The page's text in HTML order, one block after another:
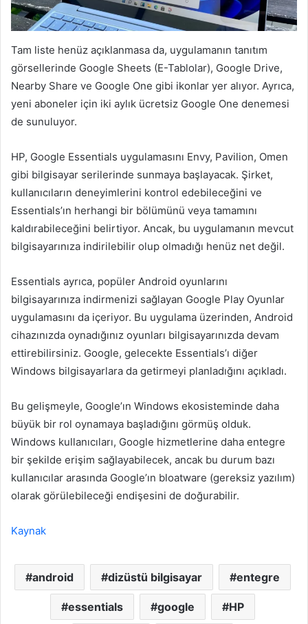
Tam liste henüz açıklanmasa da, uygulamanın tanıtım
görsellerinde Google Sheets (E-Tablolar), Google Drive,
Nearby Share ve Google One gibi ikonlar yer alıyor. Ayrıca,
yeni aboneler için iki aylık ücretsiz Google One denemesi
de sunuluyor.
HP, Google Essentials uygulamasını Envy, Pavilion, Omen
gibi bilgisayar serilerinde sunmaya başlayacak. Şirket,
kullanıcıların deneyimlerini kontrol edebileceğini ve
Essentials’ın herhangi bir bölümünü veya tamamını
kaldırabileceğini belirtiyor. Ancak, bu uygulamanın mevcut
bilgisayarınıza indirilebilir olup olmadığı henüz net değil.
Essentials ayrıca, popüler Android oyunlarını
bilgisayarınıza indirmenizi sağlayan Google Play Oyunlar
uygulamasını da içeriyor. Bu uygulama üzerinden, Android
cihazınızda oynadığınız oyunları bilgisayarınızda devam
ettirebilirsiniz. Google, gelecekte Essentials’ı diğer
Windows bilgisayarlara da getirmeyi planladığını açıkladı.
Bu gelişmeyle, Google’ın Windows ekosisteminde daha
büyük bir rol oynamaya başladığını görmüş olduk.
Windows kullanıcıları, Google hizmetlerine daha entegre
bir şekilde erişim sağlayabilecek, ancak bu durum bazı
kullanıcılar arasında Google’ın bloatware (gereksiz yazılım)
olarak görülebileceği endişesini de doğurabilir.
Kaynak
android dizüstü bilgisayar entegre
essentials google HP